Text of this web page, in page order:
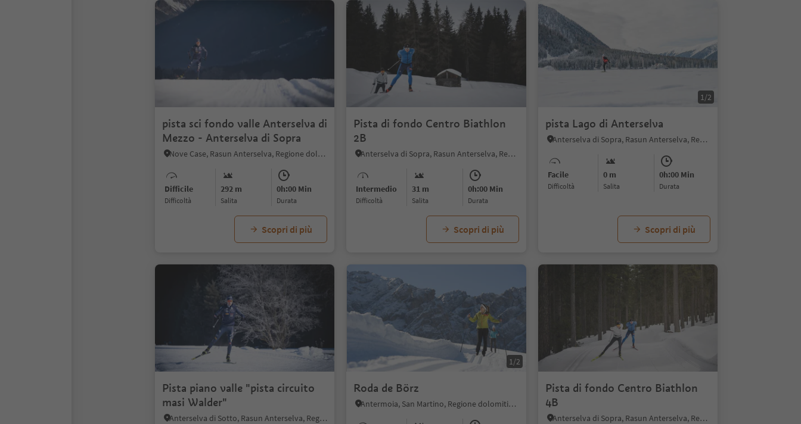
pista sci fondo valle Anterselva di
Mezzo - Anterselva di Sopra
Nove Case, Rasun Anterselva, Regione dolomitica Plan de Corones
Difficile
Difficoltà
292 m
Salita
0h:00 Min
durata
Scopri di più
Pista di fondo Centro Biathlon
2B
Anterselva di Sopra, Rasun Anterselva, Regione dolomitica Plan de Corones
Intermedio
Difficoltà
31 m
Salita
0h:00 Min
durata
Scopri di più
1/2
pista Lago di Anterselva
Anterselva di Sopra, Rasun Anterselva, Regione dolomitica Plan de Corones
Facile
Difficoltà
0 m
Salita
0h:00 Min
durata
Scopri di più
Pista piano valle "pista circuito
masi Walder"
Anterselva di Sotto, Rasun Anterselva, Regione dolomitica Plan de Corones
1/2
Roda de Börz
Antermoia, San Martino, Regione dolomitica Plan de Corones
Pista di fondo Centro Biathlon
4B
Anterselva di Sopra, Rasun Anterselva, Regione dolomitica Plan de Corones